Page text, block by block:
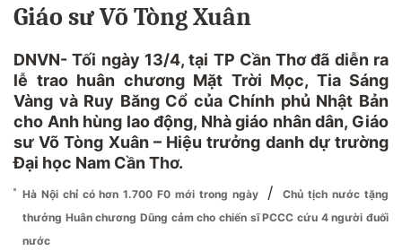
Giáo sư Võ Tòng Xuân
DNVN- Tối ngày 13/4, tại TP Cần Thơ đã diễn ra
lễ trao huân chương Mặt Trời Mọc, Tia Sáng
Vàng và Ruy Băng Cổ của Chính phủ Nhật Bản
cho Anh hùng lao động, Nhà giáo nhân dân, Giáo
sư Võ Tòng Xuân – Hiệu trưởng danh dự trường
Đại học Nam Cần Thơ.
Hà Nội chỉ có hơn 1.700 F0 mới trong ngày /
Chủ tịch nước tặng
thưởng Huân chương Dũng cảm cho chiến sĩ PCCC cứu 4 người đuối
nước